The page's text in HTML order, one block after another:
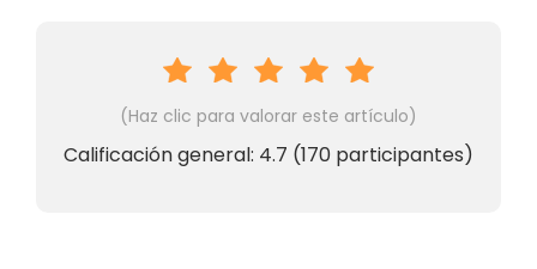
(Haz clic para valorar este artículo)
Calificación general: 4.7 (170 participantes)